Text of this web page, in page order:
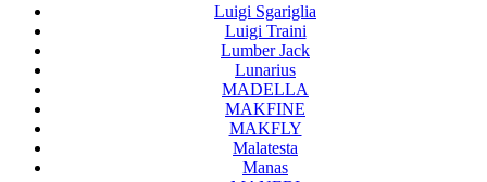
Luigi Sgariglia
Luigi Traini
Lumber Jack
Lunarius
MADELLA
MAKFINE
MAKFLY
Malatesta
Manas